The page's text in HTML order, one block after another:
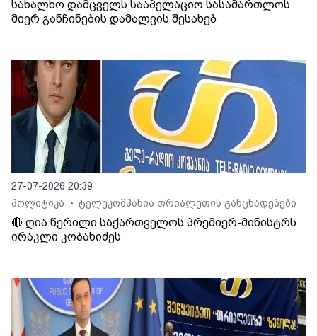
სახალხო დამცველს სააპელაციო სასამართლოს
მიერ განჩინების დამალვის შესახებ
27-07-2026 20:39
პოლიტიკა
• ტელეკომპანია თრიალეთის განცხადებები
🔴 ღია წერილი საქართველოს პრემიერ-მინისტრს
ირაკლი კობახიძეს